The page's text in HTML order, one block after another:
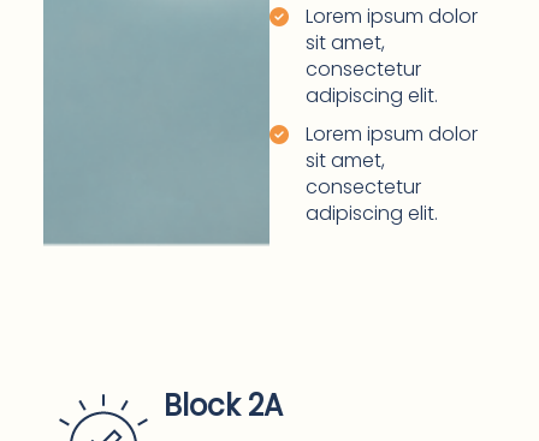
Lorem ipsum dolor
sit amet,
consectetur
adipiscing elit.
Lorem ipsum dolor
sit amet,
consectetur
adipiscing elit.
Block 2A